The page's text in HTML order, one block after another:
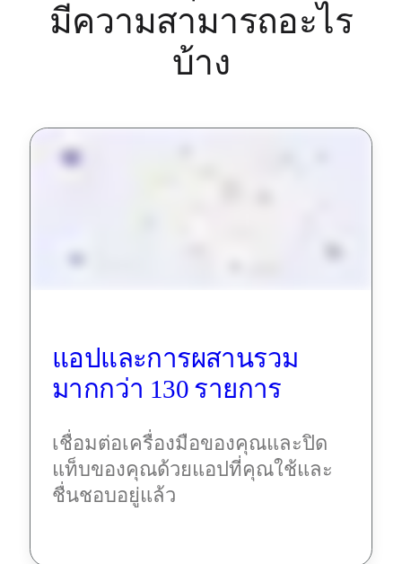
มีความสามารถอะไร
บ้าง
แอปและการผสานรวม
มากกว่า 130 รายการ
เชื่อมต่อเครื่องมือของคุณและปิด
แท็บของคุณด้วยแอปที่คุณใช้และ
ชื่นชอบอยู่แล้ว